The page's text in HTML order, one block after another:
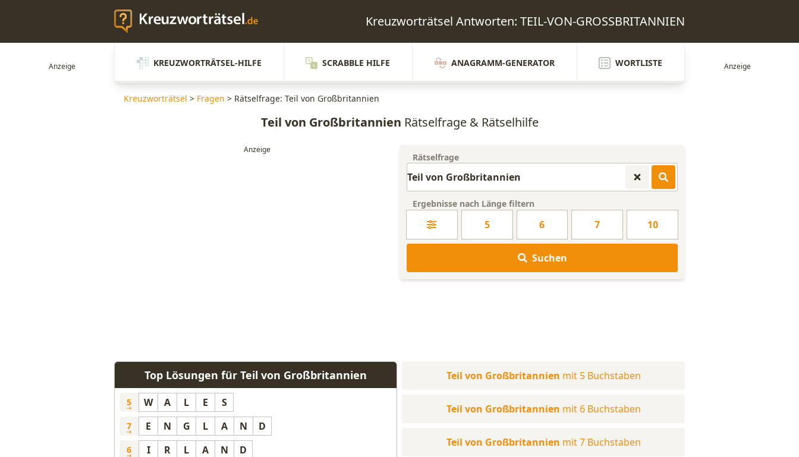
Kreuzworträtsel Antworten: TEIL-VON-GROSSBRITANNIEN
KREUZWORTRÄTSEL-HILFE SCRABBLE HILFE ANAGRAMM-GENERATOR WORTLISTE
Kreuzworträtsel > Fragen > Rätselfrage: Teil von Großbritannien
Teil von Großbritannien Rätselfrage & Rätselhilfe
Rätselfrage
Ergebnisse nach Länge filtern
5 6 7 10
Suchen
Top Lösungen für Teil von Großbritannien
5 W A L E S
7 E N G L A N D
6 I R L A N D
Teil von Großbritannien mit 5 Buchstaben
Teil von Großbritannien mit 6 Buchstaben
Teil von Großbritannien mit 7 Buchstaben